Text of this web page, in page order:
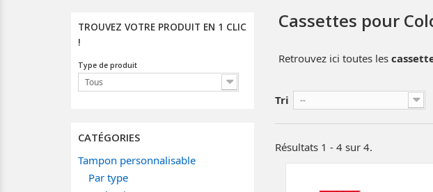
TROUVEZ VOTRE PRODUIT EN 1 CLIC
!
Type de produit
Tous
CATÉGORIES
Tampon personnalisable
Par type
Cassettes pour
Retrouvez ici toutes les
Tri --
Résultats 1 - 4 sur 4.